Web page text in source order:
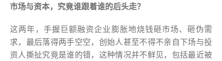
市场与资本，究竟谁跟着谁的后头走？
这两年，手握巨额融资企业膨胀地烧钱砸市场、砸伪需
求，最后落得两手空空，创始人甚至不得不亲自下场与投
资人撕扯究竟是谁的错，这种情况并不鲜见，包括最近被